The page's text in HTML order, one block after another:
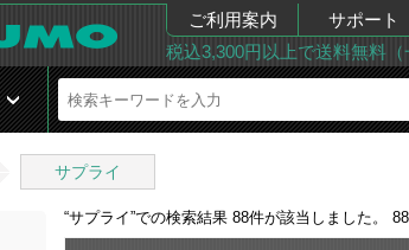
ご利用案内 サポート
税込3,300円以上で送料無料（
サプライ
“サプライ”での検索結果 88件が該当しました。 88